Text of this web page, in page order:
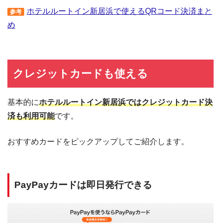
参考
ホテルルートイン新居浜で使えるQRコード決済まと
め
クレジットカードも使える
基本的にホテルルートイン新居浜ではクレジットカード決
済も利用可能です。
おすすめカードをピックアップしてご紹介します。
PayPayカードは即日発行できる